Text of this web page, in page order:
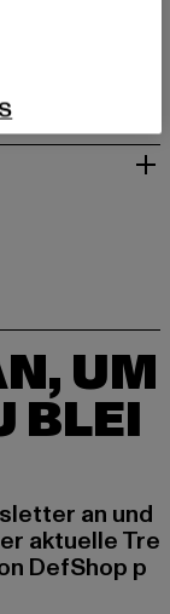
UM
BLEI
an und
aktuelle Tre
DefShop p